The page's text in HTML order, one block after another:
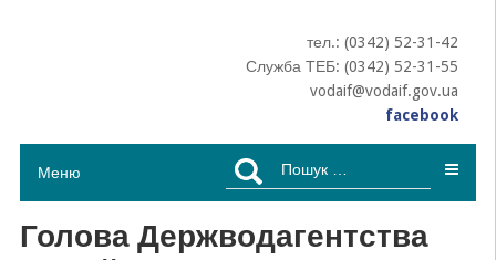
тел.: (0342) 52-31-42
Служба ТЕБ: (0342) 52-31-55
vodaif@vodaif.gov.ua
facebook
Меню
Пошук:
Голова Держводагентства